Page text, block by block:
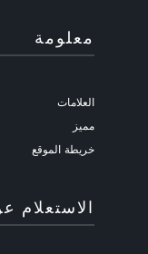
معلومة
العلامات
مميز
خريطة الموقع
الاستعلام